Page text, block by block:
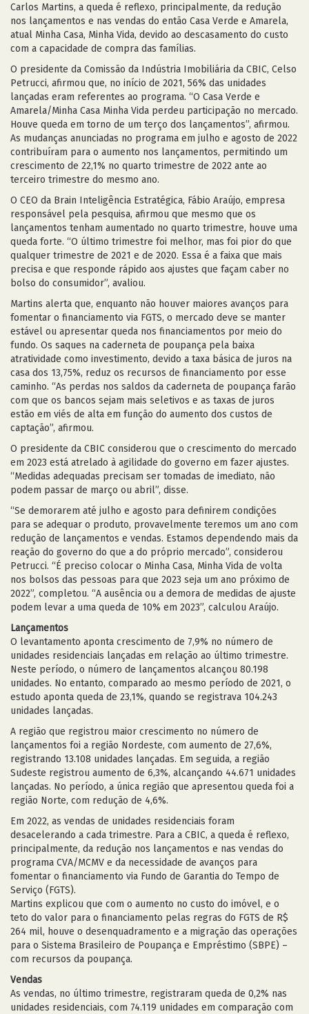
Carlos Martins, a queda é reflexo, principalmente, da redução
nos lançamentos e nas vendas do então Casa Verde e Amarela,
atual Minha Casa, Minha Vida, devido ao descasamento do custo
com a capacidade de compra das famílias.
O presidente da Comissão da Indústria Imobiliária da CBIC, Celso
Petrucci, afirmou que, no início de 2021, 56% das unidades
lançadas eram referentes ao programa. “O Casa Verde e
Amarela/Minha Casa Minha Vida perdeu participação no mercado.
Houve queda em torno de um terço dos lançamentos”, afirmou.
As mudanças anunciadas no programa em julho e agosto de 2022
contribuíram para o aumento nos lançamentos, permitindo um
crescimento de 22,1% no quarto trimestre de 2022 ante ao
terceiro trimestre do mesmo ano.
O CEO da Brain Inteligência Estratégica, Fábio Araújo, empresa
responsável pela pesquisa, afirmou que mesmo que os
lançamentos tenham aumentado no quarto trimestre, houve uma
queda forte. “O último trimestre foi melhor, mas foi pior do que
qualquer trimestre de 2021 e de 2020. Essa é a faixa que mais
precisa e que responde rápido aos ajustes que façam caber no
bolso do consumidor”, avaliou.
Martins alerta que, enquanto não houver maiores avanços para
fomentar o financiamento via FGTS, o mercado deve se manter
estável ou apresentar queda nos financiamentos por meio do
fundo. Os saques na caderneta de poupança pela baixa
atratividade como investimento, devido a taxa básica de juros na
casa dos 13,75%, reduz os recursos de financiamento por esse
caminho. “As perdas nos saldos da caderneta de poupança farão
com que os bancos sejam mais seletivos e as taxas de juros
estão em viés de alta em função do aumento dos custos de
captação”, afirmou.
O presidente da CBIC considerou que o crescimento do mercado
em 2023 está atrelado à agilidade do governo em fazer ajustes.
“Medidas adequadas precisam ser tomadas de imediato, não
podem passar de março ou abril”, disse.
“Se demorarem até julho e agosto para definirem condições
para se adequar o produto, provavelmente teremos um ano com
redução de lançamentos e vendas. Estamos dependendo mais da
reação do governo do que a do próprio mercado”, considerou
Petrucci. “É preciso colocar o Minha Casa, Minha Vida de volta
nos bolsos das pessoas para que 2023 seja um ano próximo de
2022”, completou. “A ausência ou a demora de medidas de ajuste
podem levar a uma queda de 10% em 2023”, calculou Araújo.
Lançamentos
O levantamento aponta crescimento de 7,9% no número de
unidades residenciais lançadas em relação ao último trimestre.
Neste período, o número de lançamentos alcançou 80.198
unidades. No entanto, comparado ao mesmo período de 2021, o
estudo aponta queda de 23,1%, quando se registrava 104.243
unidades lançadas.
A região que registrou maior crescimento no número de
lançamentos foi a região Nordeste, com aumento de 27,6%,
registrando 13.108 unidades lançadas. Em seguida, a região
Sudeste registrou aumento de 6,3%, alcançando 44.671 unidades
lançadas. No período, a única região que apresentou queda foi a
região Norte, com redução de 4,6%.
Em 2022, as vendas de unidades residenciais foram
desacelerando a cada trimestre. Para a CBIC, a queda é reflexo,
principalmente, da redução nos lançamentos e nas vendas do
programa CVA/MCMV e da necessidade de avanços para
fomentar o financiamento via Fundo de Garantia do Tempo de
Serviço (FGTS).
Martins explicou que com o aumento no custo do imóvel, e o
teto do valor para o financiamento pelas regras do FGTS de R$
264 mil, houve o desenquadramento e a migração das operações
para o Sistema Brasileiro de Poupança e Empréstimo (SBPE) –
com recursos da poupança.
Vendas
As vendas, no último trimestre, registraram queda de 0,2% nas
unidades residenciais, com 74.119 unidades em comparação com